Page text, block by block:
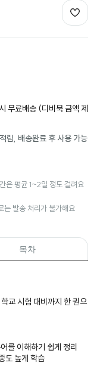
무료배송 (디비북 금액 제
립, 배송완료 후 사용 가능
은 평균 1~2일 정도 걸려요
는 발송 처리가 불가해요
목차
교 시험 대비까지 한 권으
를 이해하기 쉽게 정리
도 높게 학습